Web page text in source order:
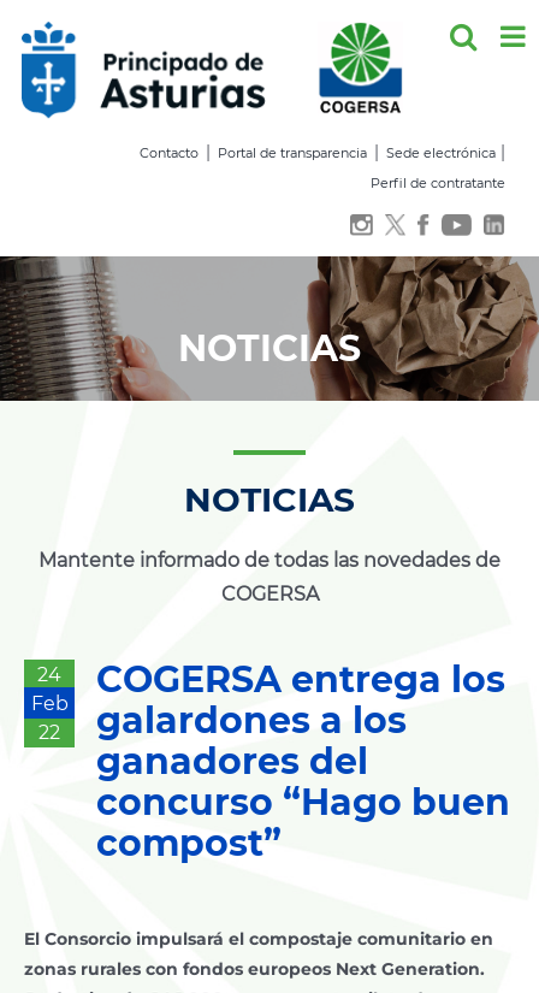
contenido
Contacto | Portal de transparencia | Sede electrónica |
Perfil de contratante
NOTICIAS
NOTICIAS
Mantente informado de todas las novedades de
COGERSA
24
Feb
22
COGERSA entrega los
galardones a los
ganadores del
concurso “Hago buen
compost”
El Consorcio impulsará el compostaje comunitario en
zonas rurales con fondos europeos Next Generation.